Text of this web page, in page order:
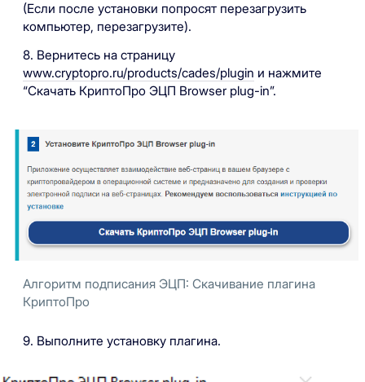
(Если после установки попросят перезагрузить
компьютер, перезагрузите).
8. Вернитесь на страницу
www.cryptopro.ru/products/cades/plugin и нажмите
“Скачать КриптоПро ЭЦП Browser plug-in”.
Алгоритм подписания ЭЦП: Скачивание плагина
КриптоПро
9. Выполните установку плагина.